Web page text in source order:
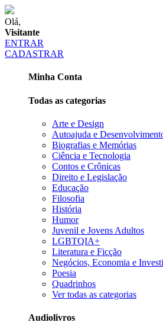
Olá,
Visitante
ENTRAR
CADASTRAR
Minha Conta
Todas as categorias
Arte e Design
Autoajuda e
Biografias e Memórias
Ciência e Tecnologia
Contos e Crônicas
Direito e Legislação
Educação
Filosofia
História
Humor
Juvenil e Jovens Adultos
LGBTQIA+
Literatura e Ficção
Negócios, Economia e
Poesia
Quadrinhos
Ver todas as categorias
Audiolivros